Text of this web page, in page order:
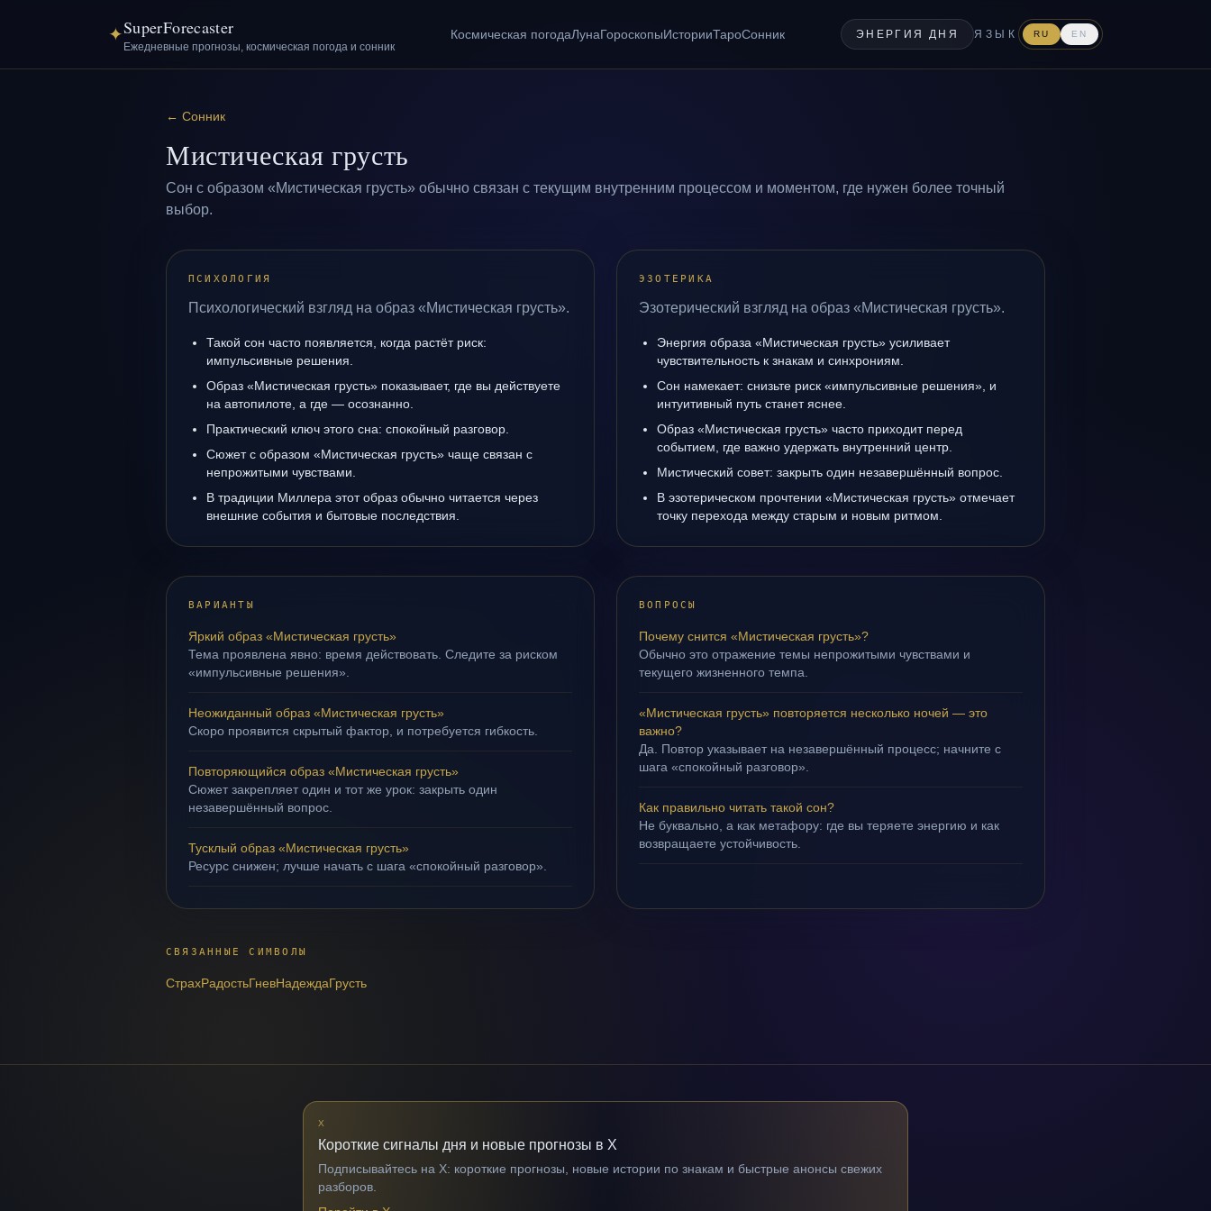
✦SuperForecaster
Ежедневные прогнозы, космическая погода и сонник
Космическая погодаЛунаГороскопыИсторииТароСонник ЭНЕРГИЯ ДНЯ ЯЗЫК RU EN
← Сонник
Мистическая грусть
Сон с образом «Мистическая грусть» обычно связан с текущим внутренним процессом и моментом, где нужен более точный
выбор.
ПСИХОЛОГИЯ
Психологический взгляд на образ «Мистическая грусть».
Такой сон часто появляется, когда растёт риск:
импульсивные решения.
Образ «Мистическая грусть» показывает, где вы действуете
на автопилоте, а где — осознанно.
Практический ключ этого сна: спокойный разговор.
Сюжет с образом «Мистическая грусть» чаще связан с
непрожитыми чувствами.
В традиции Миллера этот образ обычно читается через
внешние события и бытовые последствия.
ЭЗОТЕРИКА
Эзотерический взгляд на образ «Мистическая грусть».
Энергия образа «Мистическая грусть» усиливает
чувствительность к знакам и синхрониям.
Сон намекает: снизьте риск «импульсивные решения», и
интуитивный путь станет яснее.
Образ «Мистическая грусть» часто приходит перед
событием, где важно удержать внутренний центр.
Мистический совет: закрыть один незавершённый вопрос.
В эзотерическом прочтении «Мистическая грусть» отмечает
точку перехода между старым и новым ритмом.
ВАРИАНТЫ
Яркий образ «Мистическая грусть»
Тема проявлена явно: время действовать. Следите за риском
«импульсивные решения».
Неожиданный образ «Мистическая грусть»
Скоро проявится скрытый фактор, и потребуется гибкость.
Повторяющийся образ «Мистическая грусть»
Сюжет закрепляет один и тот же урок: закрыть один
незавершённый вопрос.
Тусклый образ «Мистическая грусть»
Ресурс снижен; лучше начать с шага «спокойный разговор».
ВОПРОСЫ
Почему снится «Мистическая грусть»?
Обычно это отражение темы непрожитыми чувствами и
текущего жизненного темпа.
«Мистическая грусть» повторяется несколько ночей — это
важно?
Да. Повтор указывает на незавершённый процесс; начните с
шага «спокойный разговор».
Как правильно читать такой сон?
Не буквально, а как метафору: где вы теряете энергию и как
возвращаете устойчивость.
СВЯЗАННЫЕ СИМВОЛЫ
СтрахРадостьГневНадеждаГрусть
X
Короткие сигналы дня и новые прогнозы в X
Подписывайтесь на X: короткие прогнозы, новые истории по знакам и быстрые анонсы свежих
разборов.